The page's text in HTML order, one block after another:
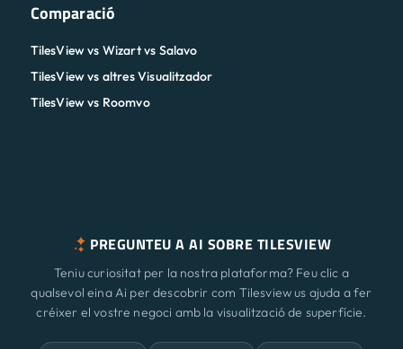
Comparació
TilesView vs Wizart vs Salavo
TilesView vs altres Visualitzador
TilesView vs Roomvo
PREGUNTEU A AI SOBRE TILESVIEW
Teniu curiositat per la nostra plataforma? Feu clic a
qualsevol eina Ai per descobrir com Tilesview us ajuda a fer
créixer el vostre negoci amb la visualització de superfície.